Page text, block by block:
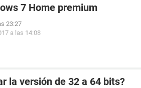
7 Home premium
23:27
a las 14:08
la versión de 32 a 64 bits?